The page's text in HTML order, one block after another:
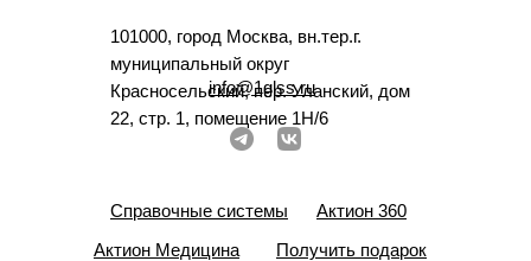
101000, город Москва, вн.тер.г.
муниципальный округ
Красносельский, пер. Уланский, дом
22, стр. 1, помещение 1Н/6
info@1glss.ru
Справочные системы
Актион 360
Актион Медицина
Получить подарок